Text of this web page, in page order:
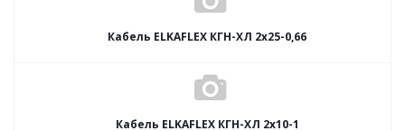
Кабель ELKAFLEX КГН-ХЛ 2x25-0,66
Кабель ELKAFLEX КГН-ХЛ 2x10-1